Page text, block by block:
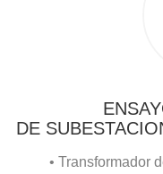
DE
• Transformador